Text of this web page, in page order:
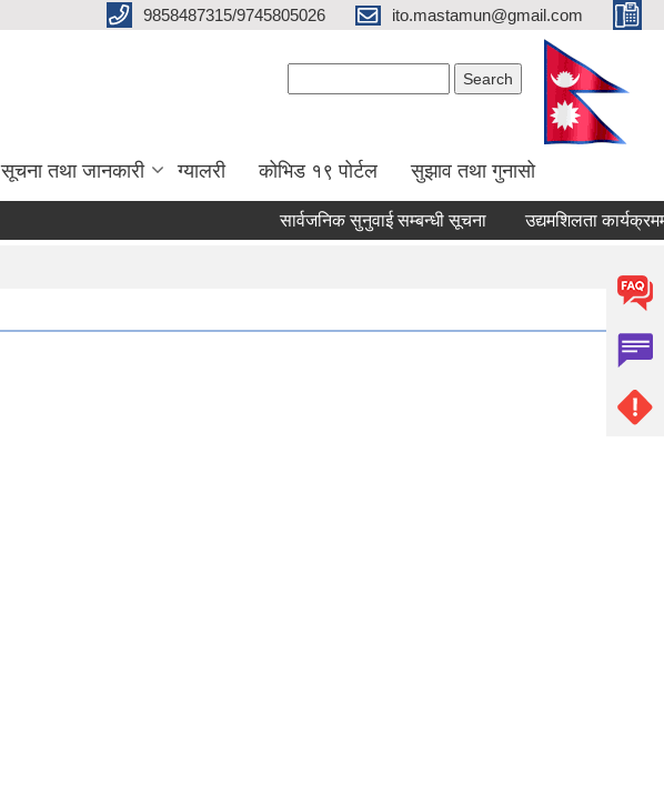
9858487315/9745805026 ito.mastamun@gmail.com
सूचना तथा जानकारी ग्यालरी कोभिड १९ पोर्टल सुझाव तथा गुनासो
सार्वजनिक सुनुवाई सम्बन्धी सूचना उद्यमशिलता कार्यक्रममा